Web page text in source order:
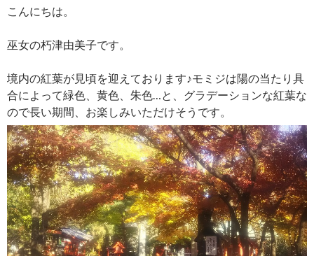
こんにちは。
巫女の朽津由美子です。
境内の紅葉が見頃を迎えております♪モミジは陽の当たり具
合によって緑色、黄色、朱色…と、グラデーションな紅葉な
ので長い期間、お楽しみいただけそうです。